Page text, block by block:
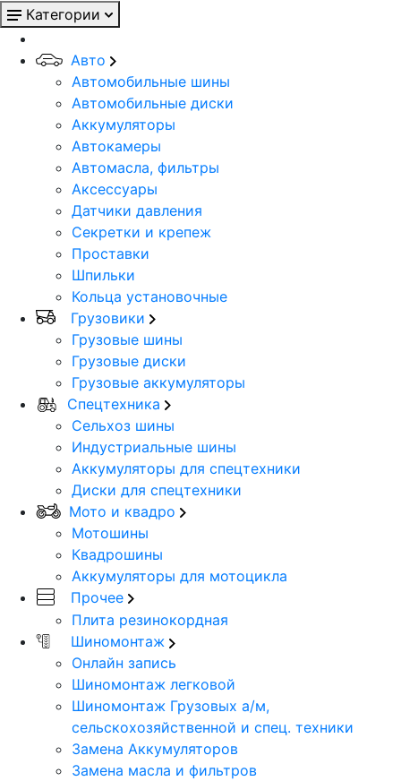
Категории
Авто
Автомобильные шины
Автомобильные диски
Аккумуляторы
Автокамеры
Автомасла, фильтры
Аксессуары
Датчики давления
Секретки и крепеж
Проставки
Шпильки
Кольца установочные
Грузовики
Грузовые шины
Грузовые диски
Грузовые аккумуляторы
Спецтехника
Сельхоз шины
Индустриальные шины
Аккумуляторы для спецтехники
Диски для спецтехники
Мото и квадро
Мотошины
Квадрошины
Аккумуляторы для мотоцикла
Прочее
Плита резинокордная
Шиномонтаж
Онлайн запись
Шиномонтаж легковой
Шиномонтаж Грузовых а/м,
сельскохозяйственной и спец. техники
Замена Аккумуляторов
Замена масла и фильтров